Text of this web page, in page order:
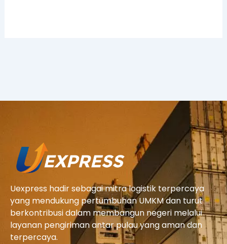
Uexpress hadir sebagai mitra logistik terpercaya
yang mendukung pertumbuhan UMKM dan turut
berkontribusi dalam membangun negeri melalui
layanan pengiriman antar pulau yang aman dan
terpercaya.